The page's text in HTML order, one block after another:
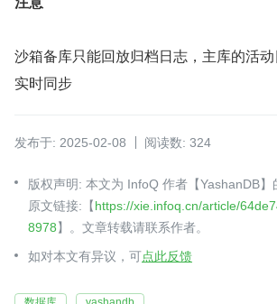
沙箱备库只能回放归档日志，主库的活
实时同步
发布于: 2025-02-08 阅读数: 324
版权声明: 本文为 InfoQ 作者【YashanDB】
原文链接:【https://xie.infoq.cn/article/
8978】。文章转载请联系作者。
如对本文有异议，可点此反馈